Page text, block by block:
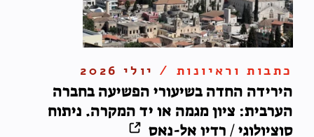
כתבות וראיונות / יולי 2026
הירידה החדה בשיעורי הפשיעה בחברה
הערבית: ציון מגמה או יד המקרה. ניתוח
סוציולוגי / רדיו אל-נאס